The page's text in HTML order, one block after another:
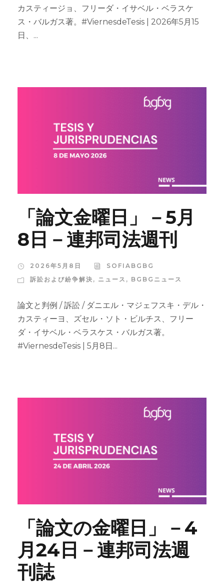
カスティージョ、フリーダ・イサベル・ベラスケ
ス・バルガス著。#ViernesdeTesis | 2026年5月15
日、...
「論文金曜日」－5月
8日－連邦司法週刊
2026年5月8日
SOFIABGBG
訴訟および紛争解決 , ニュース , BGBGニュース
論文と判例 / 訴訟 / ダニエル・マジェフスキ・デル・
カスティーヨ、ズセル・ソト・ビルチス、フリー
ダ・イサベル・ベラスケス・バルガス著。
#ViernesdeTesis | 5月8日...
「論文の金曜日」－4
月24日－連邦司法週
刊誌